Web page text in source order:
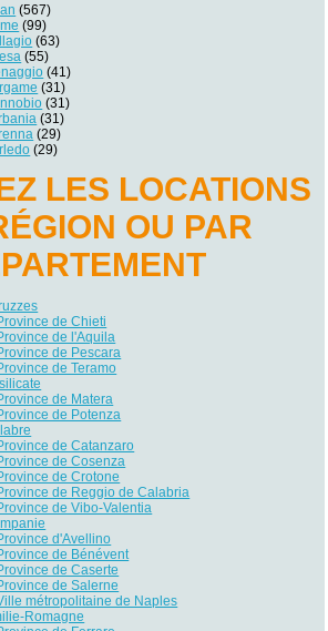
(567)
(99)
(63)
(55)
(41)
(31)
(31)
(31)
(29)
(29)
LES LOCATIONS
OU PAR
de Chieti
de l'Aquila
de Pescara
de Teramo
de Matera
de Potenza
de Catanzaro
de Cosenza
de Crotone
de Reggio de Calabria
de Vibo-Valentia
d'Avellino
de Bénévent
de Caserte
de Salerne
métropolitaine de Naples
Romagne